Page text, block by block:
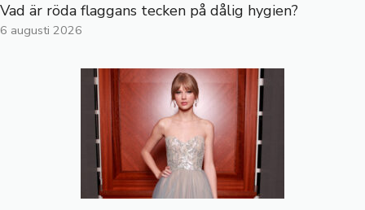
Vad är röda flaggans tecken på dålig hygien?
6 augusti 2026